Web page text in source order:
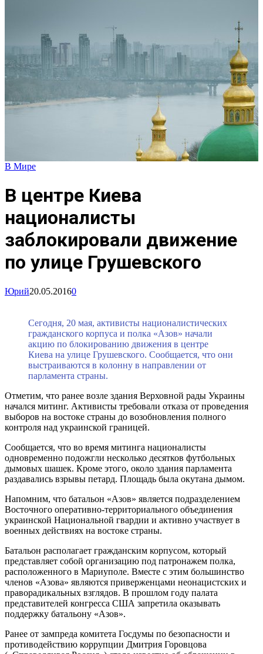
В Мире
В центре Киева
националисты
заблокировали движение
по улице Грушевского
Юрий20.05.20160
Сегодня, 20 мая, активисты националистических
гражданского корпуса и полка «Азов» начали
акцию по блокированию движения в центре
Киева на улице Грушевского. Сообщается, что они
выстраиваются в колонну в направлении от
парламента страны.
Отметим, что ранее возле здания Верховной рады Украины
начался митинг. Активисты требовали отказа от проведения
выборов на востоке страны до возобновления полного
контроля над украинской границей.
Сообщается, что во время митинга националисты
одновременно подожгли несколько десятков футбольных
дымовых шашек. Кроме этого, около здания парламента
раздавались взрывы петард. Площадь была окутана дымом.
Напомним, что батальон «Азов» является подразделением
Восточного оперативно-территориального объединения
украинской Национальной гвардии и активно участвует в
военных действиях на востоке страны.
Батальон располагает гражданским корпусом, который
представляет собой организацию под патронажем полка,
расположенного в Мариуполе. Вместе с этим большинство
членов «Азова» являются приверженцами неонацистских и
праворадикальных взглядов. В прошлом году палата
представителей конгресса США запретила оказывать
поддержку батальону «Азов».
Ранее от зампреда комитета Госдумы по безопасности и
противодействию коррупции Дмитрия Горовцова